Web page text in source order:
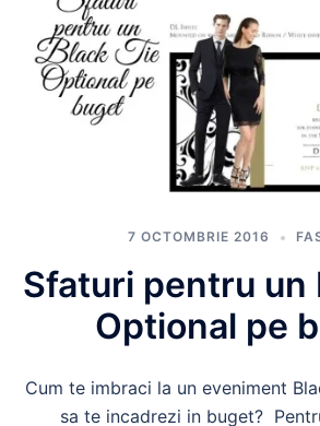
7 OCTOMBRIE 2016
Sfaturi pentru un
Optional pe
Cum te imbraci la un eveniment
sa te incadrezi in buget?